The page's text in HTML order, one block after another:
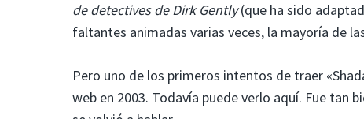
de detectives de Dirk Gently(que ha sido
faltantes animadas varias veces, la mayoría de
Pero uno de los primeros intentos de traer
web en 2003. Todavía puede verlo aquí. Fue tan